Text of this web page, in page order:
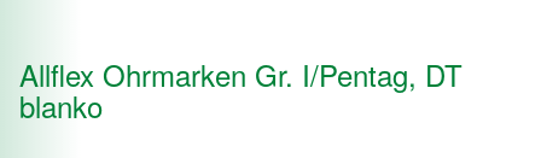
Allflex Ohrmarken Gr. I/Pentag, DT
blanko